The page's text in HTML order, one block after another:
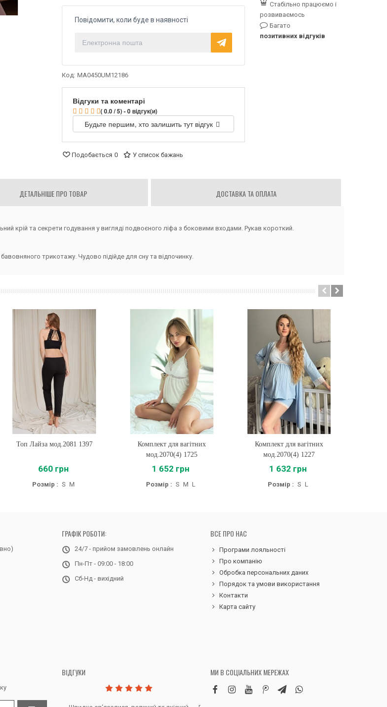
Повідомити, коли буде в наявності
Код: MA0450UM12186
Відгуки та коментарі
( 0.0 / 5) - 0 відгук(и)
Будьте першим, хто залишить тут відгук
Подобається 0 У список бажань
Стабільно працюємо і
розвиваємось
Багато
позитивних відгуків
ДЕТАЛЬНІШЕ ПРО ТОВАР ДОСТАВКА ТА ОПЛАТА
крій та секрети годування у вигляді подвоєного ліфа з боковими входами. Рукав короткий.
трикотажу. Чудово підійде для сну та відпочинку.
Купити
Топ Лайза мод.2081 1397
660 грн
Розмір : S M
Купити
Комплект для вагітних
мод.2070(4) 1725
1 652 грн
Розмір : S M L
Купити
Комплект для вагітних
мод.2070(4) 1227
1 632 грн
Розмір : S L
ГРАФІК РОБОТИ:
24/7 - прийом замовлень онлайн
Пн-Пт - 09:00 - 18:00
Сб-Нд - вихідний
ВСЕ ПРО НАС
Програми лояльності
Про компанію
Обробка персональних даних
Порядок та умови використання
Контакти
Карта сайту
ВІДГУКИ МИ В СОЦІАЛЬНИХ МЕРЕЖАХ